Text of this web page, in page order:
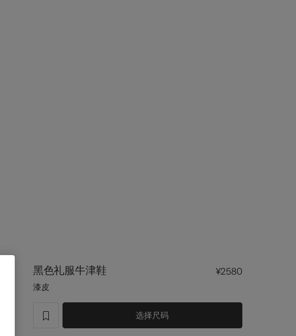
黑色礼服牛津鞋 ¥2580
漆皮
label.header.wishlist
选择尺码